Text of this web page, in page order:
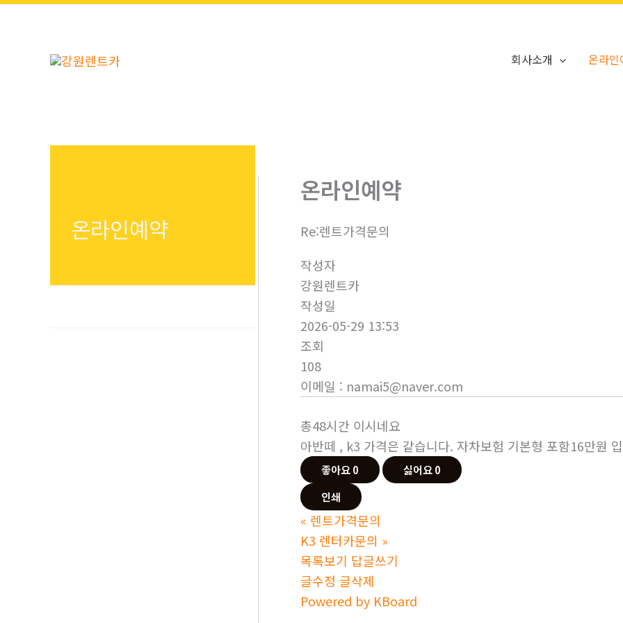
콘
회사소개 온라
온라인예약
온라인예약
Re:렌트가격문의
작성자
강원렌트카
작성일
2026-05-29 13:53
조회
108
이메일 : namai5@naver.com
총48시간 이시네요
아반떼 , k3 가격은 같습니다. 자차보험 기본형 포함16만원
좋아요0 싫어요0
인쇄
« 렌트가격문의
K3 렌터카문의 »
목록보기 답글쓰기
글수정 글삭제
Powered by KBoard